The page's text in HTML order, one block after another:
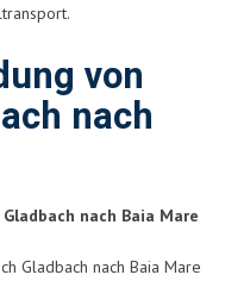
von
nach
nach Baia Mare
Gladbach nach Baia Mare